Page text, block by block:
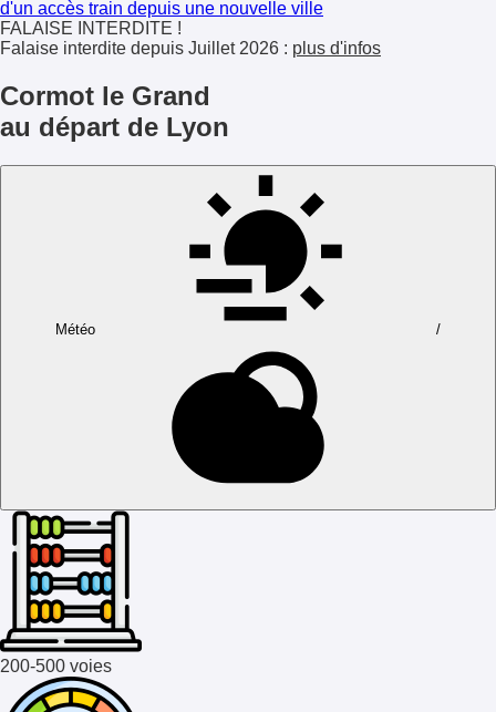
d'un accès train depuis une nouvelle ville
FALAISE INTERDITE !
Falaise interdite depuis Juillet 2026 : plus d'infos
Cormot le Grand
au départ de Lyon
Météo /
200-500 voies